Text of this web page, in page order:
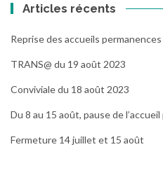
Articles récents
Reprise des accueils
TRANS@ du 19 août 2023
Conviviale du 18 août 2023
Du 8 au 15 août, pause de
Fermeture 14 juillet et 15 août